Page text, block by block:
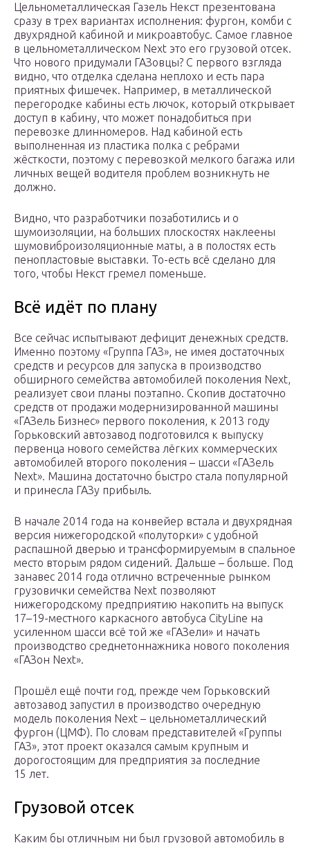
Цельнометаллическая Газель Некст презентована
сразу в трех вариантах исполнения: фургон, комби с
двухрядной кабиной и микроавтобус. Самое главное
в цельнометаллическом Next это его грузовой отсек.
Что нового придумали ГАЗовцы? С первого взгляда
видно, что отделка сделана неплохо и есть пара
приятных фишечек. Например, в металлической
перегородке кабины есть лючок, который открывает
доступ в кабину, что может понадобиться при
перевозке длинномеров. Над кабиной есть
выполненная из пластика полка с ребрами
жёсткости, поэтому с перевозкой мелкого багажа или
личных вещей водителя проблем возникнуть не
должно.
Видно, что разработчики позаботились и о
шумоизоляции, на больших плоскостях наклеены
шумовиброизоляционные маты, а в полостях есть
пенопластовые выставки. То-есть всё сделано для
того, чтобы Некст гремел поменьше.
Всё идёт по плану
Все сейчас испытывают дефицит денежных средств.
Именно поэтому «Группа ГАЗ», не имея достаточных
средств и ресурсов для запуска в производство
обширного семейства автомобилей поколения Next,
реализует свои планы поэтапно. Скопив достаточно
средств от продажи модернизированной машины
«ГАЗель Бизнес» первого поколения, к 2013 году
Горьковский автозавод подготовился к выпуску
первенца нового семейства лёгких коммерческих
автомобилей второго поколения – шасси «ГАЗель
Next». Машина достаточно быстро стала популярной
и принесла ГАЗу прибыль.
В начале 2014 года на конвейер встала и двухрядная
версия нижегородской «полуторки» с удобной
распашной дверью и трансформируемым в спальное
место вторым рядом сидений. Дальше – больше. Под
занавес 2014 года отлично встреченные рынком
грузовички семейства Next позволяют
нижегородскому предприятию накопить на выпуск
17–19-местного каркасного автобуса CityLine на
усиленном шасси всё той же «ГАЗели» и начать
производство среднетоннажника нового поколения
«ГАЗон Next».
Прошёл ещё почти год, прежде чем Горьковский
автозавод запустил в производство очередную
модель поколения Next – цельнометаллический
фургон (ЦМФ). По словам представителей «Группы
ГАЗ», этот проект оказался самым крупным и
дорогостоящим для предприятия за последние
15 лет.
Грузовой отсек
Каким бы отличным ни был грузовой автомобиль в